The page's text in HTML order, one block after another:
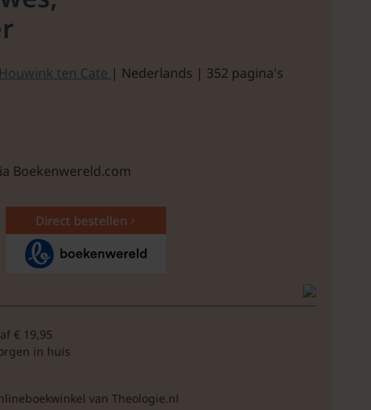
ten Cate | Nederlands | 352 pagina's
Boekenwereld.com
Direct bestellen
€ 19,95
in huis
van Theologie.nl